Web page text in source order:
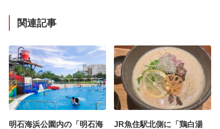
関連記事
明石海浜公園内の「明石海
JR魚住駅北側に「鶏白湯